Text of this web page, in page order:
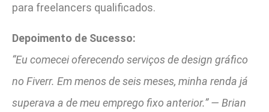
para freelancers qualificados.
Depoimento de Sucesso:
“Eu comecei oferecendo serviços de design gráfico
no Fiverr. Em menos de seis meses, minha renda já
superava a de meu emprego fixo anterior.” — Brian